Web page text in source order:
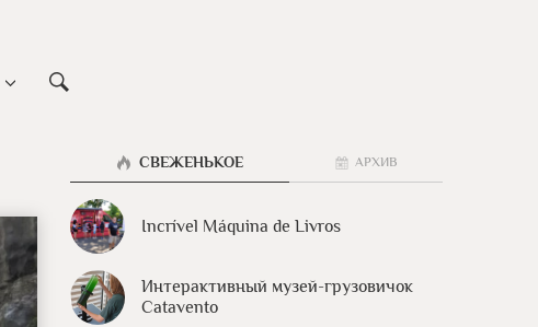
СВЕЖЕНЬКОЕ АРХИВ
Incrível Máquina de Livros
Интерактивный музей-грузовичок
Catavento